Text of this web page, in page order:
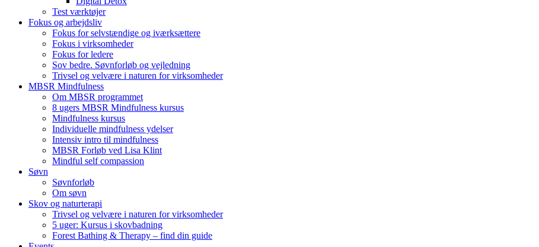
Test værktøjer
Fokus og arbejdsliv
Fokus for selvstændige og iværksættere
Fokus i virksomheder
Fokus for ledere
Sov bedre. Søvnforløb og vejledning
Trivsel og velvære i naturen for virksomheder
MBSR Mindfulness
Om MBSR programmet
8 ugers MBSR Mindfulness kursus
Mindfulness kursus
Individuelle mindfulness ydelser
Intensiv intro til mindfulness
MBSR Forløb ved Lisa Klint
Mindful self compassion
Søvn
Søvnforløb
Om søvn
Skov og naturterapi
Trivsel og velvære i naturen for virksomheder
5 uger: Kursus i skovbadning
Forest Bathing & Therapy – find din guide